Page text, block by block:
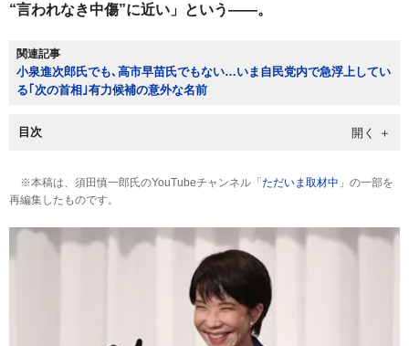
“言われなき中傷”に近い」という――。
関連記事
小泉進次郎氏でも､高市早苗氏でもない…いま自民党内で急浮上してい
る｢次の首相｣有力候補の意外な名前
目次
※本稿は、須田慎一郎氏のYouTubeチャンネル「ただいま取材中 」の一部を
再編集したものです。